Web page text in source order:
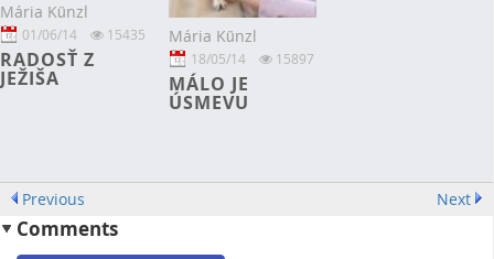
Mária Künzl
01/06/14 15435
RADOSŤ Z
JEŽIŠA
Mária Künzl
18/05/14 15897
MÁLO JE
ÚSMEVU
Previous Next
Comments